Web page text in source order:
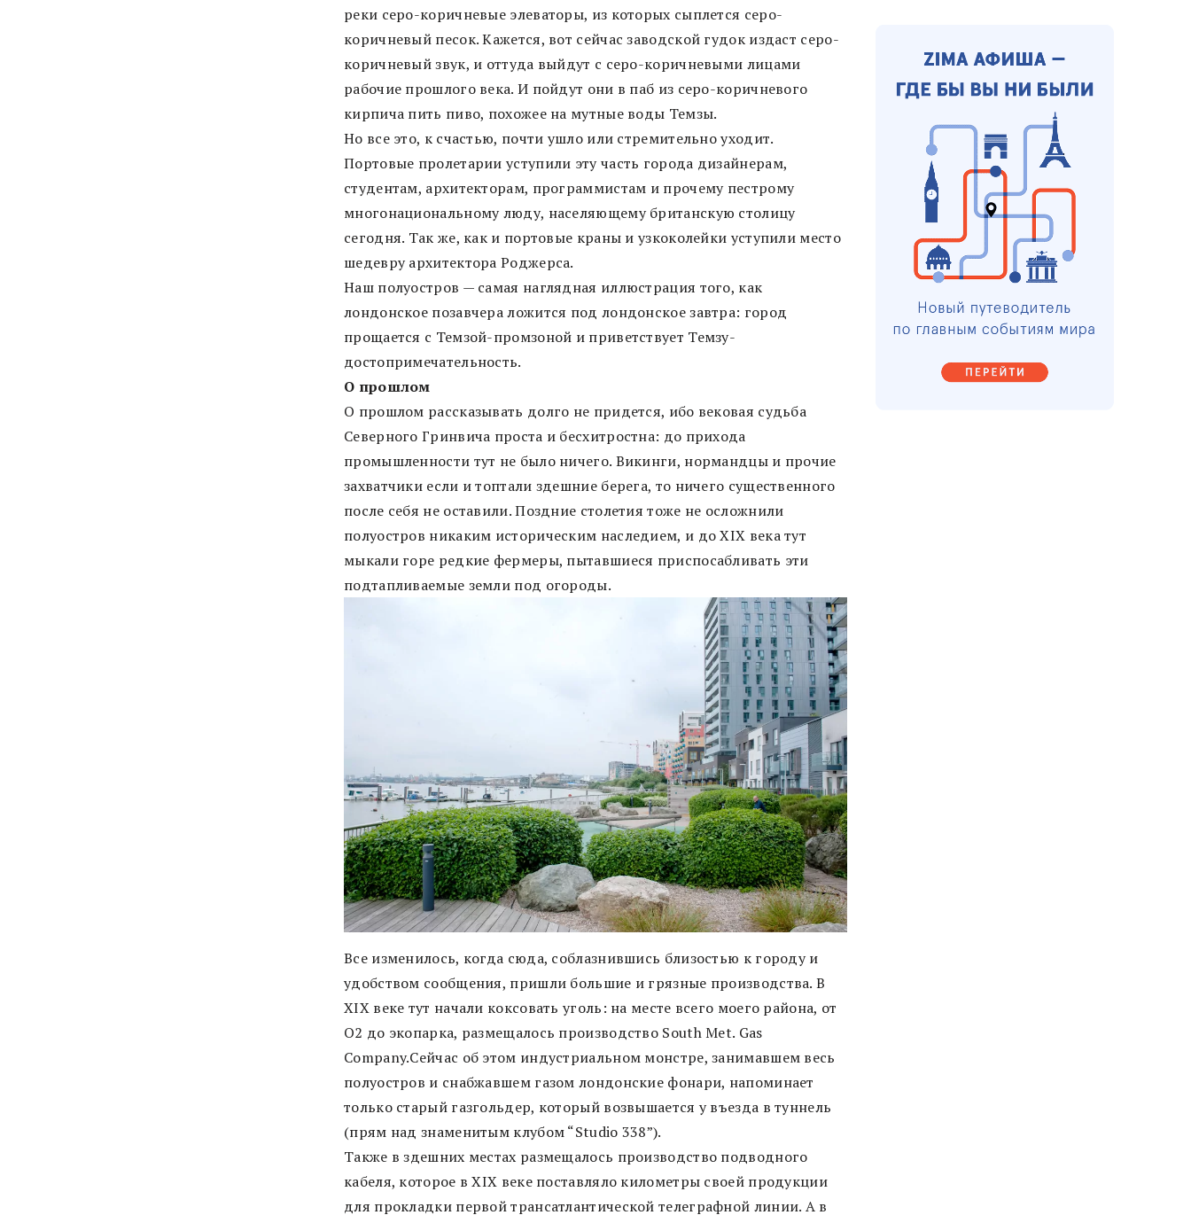
реки серо-коричневые элеваторы, из которых сыплется серо-
коричневый песок. Кажется, вот сейчас заводской гудок издаст серо-
коричневый звук, и оттуда выйдут с серо-коричневыми лицами
рабочие прошлого века. И пойдут они в паб из серо-коричневого
кирпича пить пиво, похожее на мутные воды Темзы.
Но все это, к счастью, почти ушло или стремительно уходит.
Портовые пролетарии уступили эту часть города дизайнерам,
студентам, архитекторам, программистам и прочему пестрому
многонациональному люду, населяющему британскую столицу
сегодня. Так же, как и портовые краны и узкоколейки уступили место
шедевру архитектора Роджерса.
Наш полуостров — самая наглядная иллюстрация того, как
лондонское позавчера ложится под лондонское завтра: город
прощается с Темзой-промзоной и приветствует Темзу-
достопримечательность.
О прошлом
О прошлом рассказывать долго не придется, ибо вековая судьба
Северного Гринвича проста и бесхитростна: до прихода
промышленности тут не было ничего. Викинги, нормандцы и прочие
захватчики если и топтали здешние берега, то ничего существенного
после себя не оставили. Поздние столетия тоже не осложнили
полуостров никаким историческим наследием, и до XIX века тут
мыкали горе редкие фермеры, пытавшиеся приспосабливать эти
подтапливаемые земли под огороды.
Все изменилось, когда сюда, соблазнившись близостью к городу и
удобством сообщения, пришли большие и грязные производства. В
XIX веке тут начали коксовать уголь: на месте всего моего района, от
О2 до экопарка, размещалось производство South Met. Gas
Company.Сейчас об этом индустриальном монстре, занимавшем весь
полуостров и снабжавшем газом лондонские фонари, напоминает
только старый газгольдер, который возвышается у въезда в туннель
(прям над знаменитым клубом “Studio 338”).
Также в здешних местах размещалось производство подводного
кабеля, которое в XIX веке поставляло километры своей продукции
для прокладки первой трансатлантической телеграфной линии. А в